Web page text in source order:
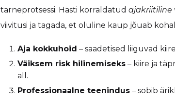
tarneprotsessi. Hästi korraldatud ajakriitiline
viivitusi ja tagada, et oluline kaup jõuab
Aja kokkuhoid – saadetised liiguvad
Väiksem risk hilinemiseks – kiire ja
all.
Professionaalne teenindus – sobib